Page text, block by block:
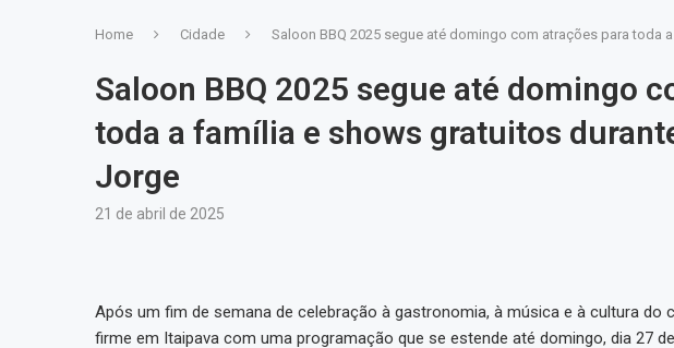
Home Cidade Saloon BBQ 2025 segue até domingo com atrações para
Saloon BBQ 2025 segue até domingo
toda a família e shows gratuitos
Jorge
21 de abril de 2025
Após um fim de semana de celebração à gastronomia, à música e à cultura do
firme em Itaipava com uma programação que se estende até domingo, dia 27